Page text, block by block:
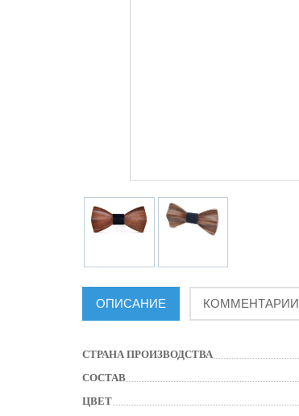
ОПИСАНИЕ КОММЕНТАРИИ
СТРАНА ПРОИЗВОДСТВА
СОСТАВ
ЦВЕТ